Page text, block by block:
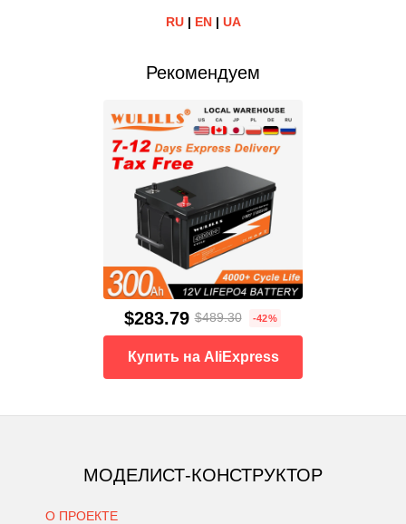
RU| EN| UA
Рекомендуем
$283.79 $489.30 -42%
Купить на AliExpress
МОДЕЛИСТ-КОНСТРУКТОР
О ПРОЕКТЕ